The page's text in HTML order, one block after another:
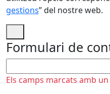
gestions” del nostre web.
Formulari de
Els camps marcats amb